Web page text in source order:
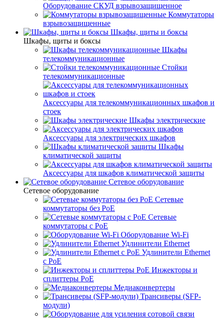
Оборудование СКУД взрывозащищенное
Коммутаторы
взрывозащищенные
Шкафы, щиты и боксы
Шкафы, щиты и боксы
Шкафы
телекоммуникационные
Стойки
телекоммуникационные
Аксессуары для телекоммуникационных шкафов и
стоек
Шкафы электрические
Аксессуары для электрических шкафов
Шкафы
климатической защиты
Аксессуары для шкафов климатической защиты
Сетевое оборудование
Сетевое оборудование
Сетевые
коммутаторы без PoE
Сетевые
коммутаторы с PoE
Оборудование Wi-Fi
Удлинители Ethernet
Удлинители Ethernet
с PoE
Инжекторы и
сплиттеры PoE
Медиаконвертеры
Трансиверы (SFP-
модули)